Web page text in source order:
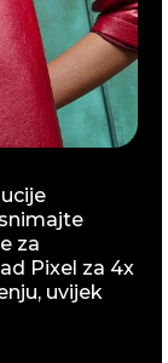
za
Pixel za 4x
uvijek